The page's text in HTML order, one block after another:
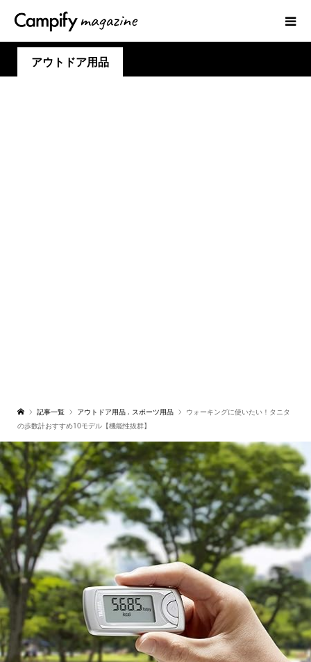
アウトドア用品
記事一覧 アウトドア用品 , スポーツ用品
ウォーキングに使いたい！タニタ
の歩数計おすすめ10モデル【機能性抜群】